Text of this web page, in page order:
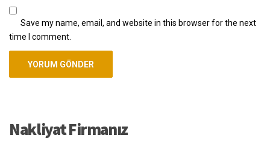
Save my name, email, and website in this browser for the next
time I comment.
Nakliyat Firmanız